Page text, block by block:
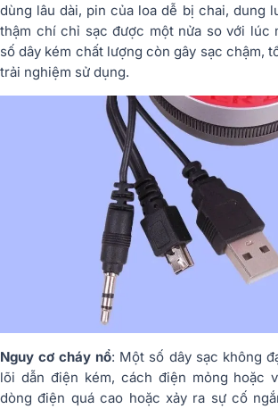
dùng lâu dài, pin của loa dễ bị chai, dung
thậm chí chỉ sạc được một nửa so với lúc
số dây kém chất lượng còn gây sạc chậm,
trải nghiệm sử dụng.
Nguy cơ cháy nổ: Một số dây sạc không
lõi dẫn điện kém, cách điện mỏng hoặc
dòng điện quá cao hoặc xảy ra sự cố